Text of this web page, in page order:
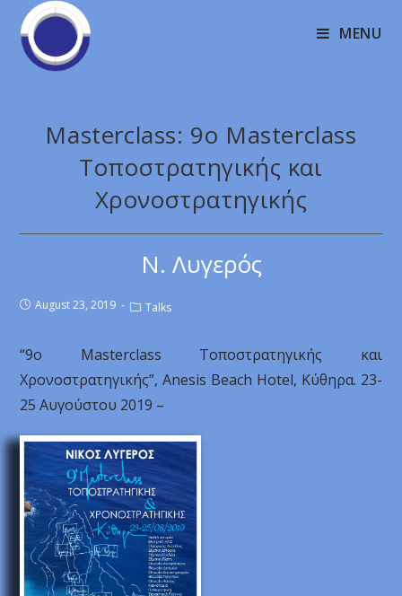
MENU
Masterclass: 9ο Masterclass
Τοποστρατηγικής και
Χρονοστρατηγικής
Ν. Λυγερός
August 23, 2019 Talks
“9ο Masterclass Τοποστρατηγικής και
Χρονοστρατηγικής”, Anesis Beach Hotel, Κύθηρα. 23-
25 Αυγούστου 2019 –